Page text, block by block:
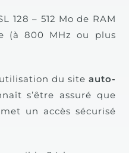
128 – 512 Mo de RAM
(à 800 MHz ou plus
du site auto-
s’être assuré que
un accès sécurisé